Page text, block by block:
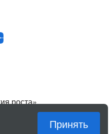
роста»,
знак «Квартирка».
Принять